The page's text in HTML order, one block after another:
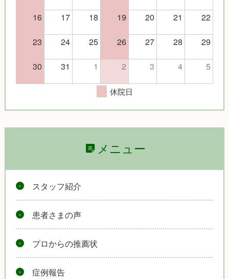
16 17 18 19 20 21
22
23
24 25 26 27 28
29
30
31 1 2 3 4 5
休院日
メニュー
スタッフ紹介
患者さまの声
プロからの推薦状
症例報告